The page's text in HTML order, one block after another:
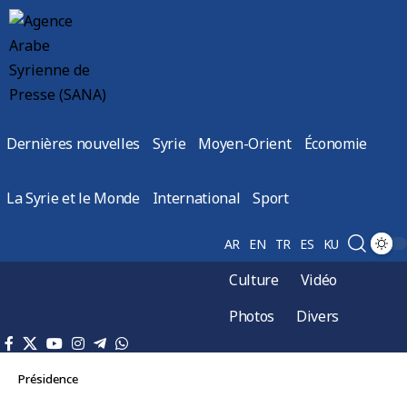
Dernières nouvelles Syrie Moyen-Orient Économie
La Syrie et le Monde International Sport
AR EN TR ES KU
Culture
Vidéo
Photos
Divers
Présidence